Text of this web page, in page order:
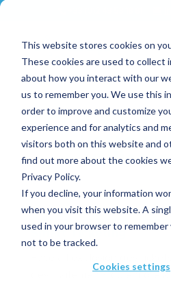
This website stores cookies on
These cookies are used to collect
about how you interact with our
us to remember you. We use this
order to improve and customize
experience and for analytics and
visitors both on this website and
find out more about the cookies
Privacy Policy.
If you decline, your information
when you visit this website. A
used in your browser to
not to be tracked.
Cookies settings
Comment
votre
Optimisez votre
Smart Ticketing
Face à l’explosion des
des traitements ou encore